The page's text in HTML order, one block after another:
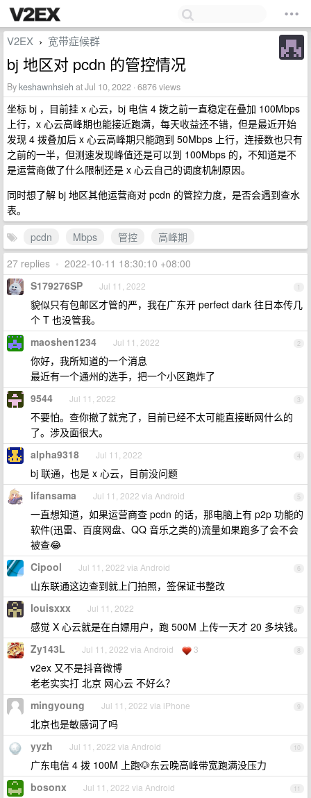
V2EX › 宽带症候群
bj 地区对 pcdn 的管控情况
Bykeshawnhsieh at Jul 10, 2022 · 6876 views
坐标 bj ，目前挂 x 心云，bj 电信 4 拨之前一直稳定在叠加 100Mbps
上行，x 心云高峰期也能接近跑满，每天收益还不错，但是最近开始
发现 4 拨叠加后 x 心云高峰期只能跑到 50Mbps 上行，连接数也只有
之前的一半，但测速发现峰值还是可以到 100Mbps 的，不知道是不
是运营商做了什么限制还是 x 心云自己的调度机制原因。
同时想了解 bj 地区其他运营商对 pcdn 的管控力度，是否会遇到查水
表。
pcdn
Mbps 管控
高峰期
27 replies • 2022-10-11 18:30:10 +08:00
1
S179276SP Jul 11, 2022
貌似只有包邮区才管的严，我在广东开 perfect dark 往日本传几
个 T 也没管我。
2
maoshen1234 Jul 11, 2022
你好，我所知道的一个消息
最近有一个通州的选手，把一个小区跑炸了
3
9544 Jul 11, 2022
不要怕。查你撤了就完了，目前已经不太可能直接断网什么的
了。涉及面很大。
4
alpha9318 Jul 11, 2022
bj 联通，也是 x 心云，目前没问题
5
lifansama Jul 11, 2022 via Android
一直想知道，如果运营商查 pcdn 的话，那电脑上有 p2p 功能的
软件(迅雷、百度网盘、QQ 音乐之类的)流量如果跑多了会不会
被查😂
6
Cipool Jul 11, 2022 via Android
山东联通这边查到就上门拍照，签保证书整改
7
louisxxx Jul 11, 2022
感觉 X 心云就是在白嫖用户，跑 500M 上传一天才 20 多块钱。
8
Zy143L Jul 11, 2022 via Android 3
v2ex 又不是抖音微博
老老实实打 北京 网心云 不好么？
9
mingyoung Jul 11, 2022 via iPhone
北京也是敏感词了吗
10
yyzh Jul 11, 2022 via Android
广东电信 4 拨 100M 上跑🐶东云晚高峰带宽跑满没压力
11
bosonx Jul 11, 2022 via Android